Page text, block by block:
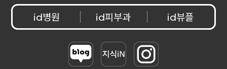
id병원 id피부과 id뷰플